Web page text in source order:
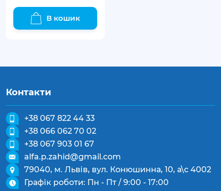
В кошик
Контакти
+38 067 822 44 33
+38 066 062 70 02
+38 067 903 01 67
alfa.p.zahid@gmail.com
79040, м. Львів, вул. Конюшинна, 10, а\с 4002
Графік роботи: Пн - Пт / 9:00 - 17:00